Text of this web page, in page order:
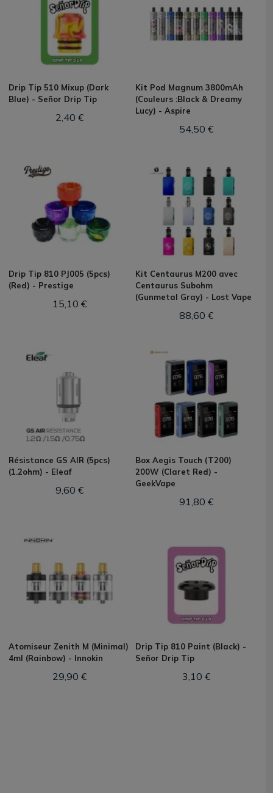
Drip Tip 510 Mixup (Dark
Blue) - Señor Drip Tip
2,40 €
Kit Pod Magnum 3800mAh
(Couleurs :Black & Dreamy
Lucy) - Aspire
54,50 €
Drip Tip 810 PJ005 (5pcs)
(Red) - Prestige
15,10 €
Kit Centaurus M200 avec
Centaurus Subohm
(Gunmetal Gray) - Lost Vape
88,60 €
Résistance GS AIR (5pcs)
(1.2ohm) - Eleaf
9,60 €
Box Aegis Touch (T200)
200W (Claret Red) -
GeekVape
91,80 €
Atomiseur Zenith M (Minimal)
4ml (Rainbow) - Innokin
29,90 €
Drip Tip 810 Paint (Black) -
Señor Drip Tip
3,10 €